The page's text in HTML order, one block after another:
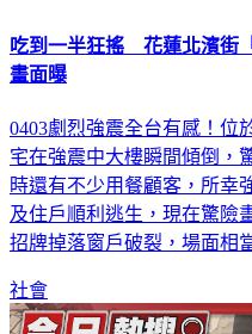
吃到一半狂搖 花蓮北濱街
畫面曝
0403劇烈強震全台有感！位
宅在強震中大樓瞬間傾倒，
時還有不少用餐顧客，所幸
及住戶順利逃生，現在驚險
招牌掉落窗戶破裂，場面相
社會